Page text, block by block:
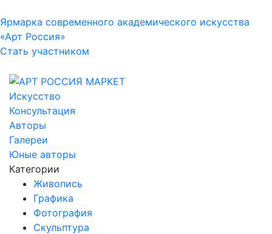
Ярмарка современного академического искусства
«Арт Россия»
Стать участником
Искусство
Консультация
Авторы
Галереи
Юные авторы
Категории
Живопись
Графика
Фотография
Скульптура